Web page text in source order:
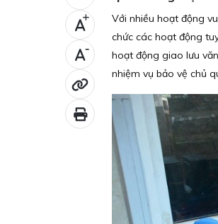
+
-
Với nhiều hoạt động
chức các hoạt động
hoạt động giao lưu
nhiệm vụ bảo vệ chủ